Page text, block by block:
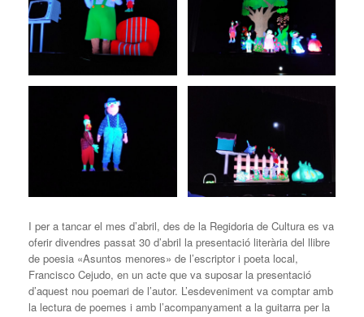
I per a tancar el mes d’abril, des de la Regidoria de Cultura es va
oferir divendres passat 30 d’abril la presentació literària del llibre
de poesia «Asuntos menores» de l’escriptor i poeta local,
Francisco Cejudo, en un acte que va suposar la presentació
d’aquest nou poemari de l’autor. L’esdeveniment va comptar amb
la lectura de poemes i amb l’acompanyament a la guitarra per la